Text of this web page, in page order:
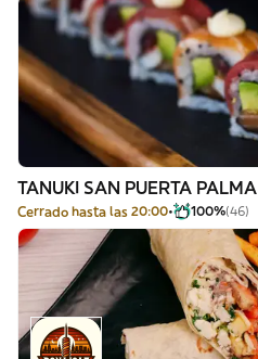
TANUKI SAN PUERTA PALMA
Cerrado hasta las 20:00 100%(46)